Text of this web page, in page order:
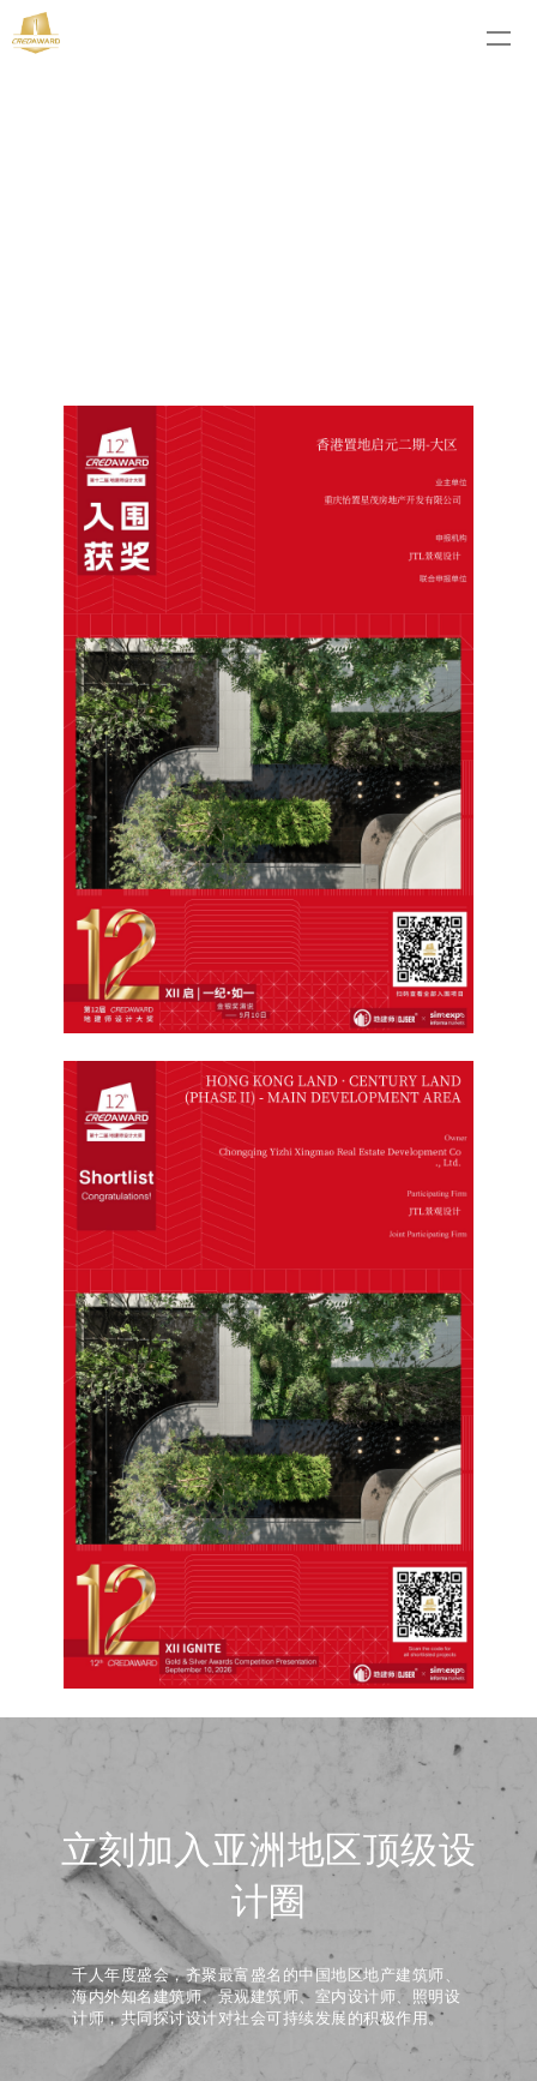
立刻加入亚洲地区顶级设
计圈
千人年度盛会，齐聚最富盛名的中国地区地产建筑师、
海内外知名建筑师、景观建筑师、室内设计师、照明设
计师，共同探讨设计对社会可持续发展的积极作用。